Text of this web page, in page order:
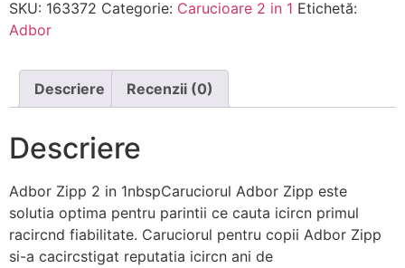
SKU: 163372 Categorie: Carucioare 2 in 1 Etichetă:
Adbor
Descriere Recenzii (0)
Descriere
Adbor Zipp 2 in 1nbspCaruciorul Adbor Zipp este
solutia optima pentru parintii ce cauta icircn primul
racircnd fiabilitate. Caruciorul pentru copii Adbor Zipp
si-a cacircstigat reputatia icircn ani de